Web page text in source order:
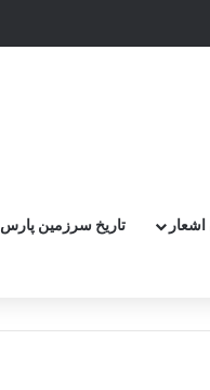
آز است ، که دیوی است ستمکار
اشعار تاریخ سرزمین پارس